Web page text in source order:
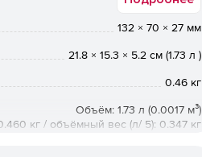
132 × 70 × 27 мм
21.8 × 15.3 × 5.2 см (1.73 л )
0.46 кг
Объём: 1.73 л (0.0017 м³)
кг / объёмный вес (л/ 5): 0.347 кг